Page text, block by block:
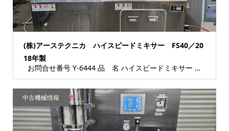
(株)アーステクニカ ハイスピードミキサー FS40／20
18年製
お問合せ番号 Y-6444 品 名 ハイスピードミキサー 型 式 FS40 種 類 食...
中古機械情報